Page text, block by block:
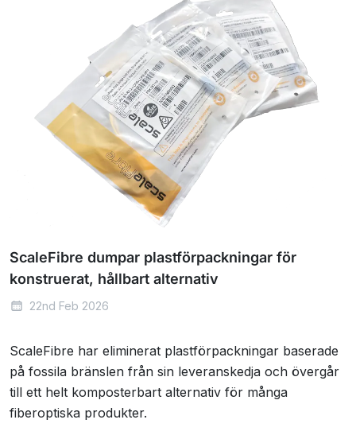
ScaleFibre dumpar plastförpackningar för
konstruerat, hållbart alternativ
22nd Feb 2026
ScaleFibre har eliminerat plastförpackningar baserade
på fossila bränslen från sin leveranskedja och övergår
till ett helt komposterbart alternativ för många
fiberoptiska produkter.